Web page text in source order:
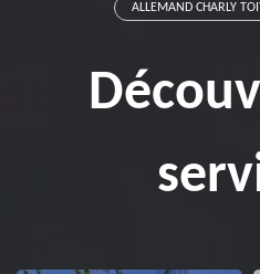
ALLEMAND CHARLY